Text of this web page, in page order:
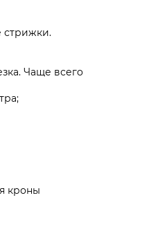
стрижки.
Чаще всего
кроны